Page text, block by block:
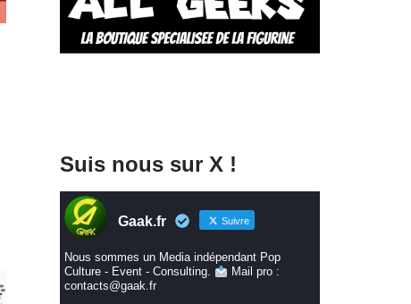
Suis nous sur X !
Gaak.fr Suivre
Nous sommes un Media indépendant Pop
Culture - Event - Consulting.
Mail pro :
contacts@gaak.fr